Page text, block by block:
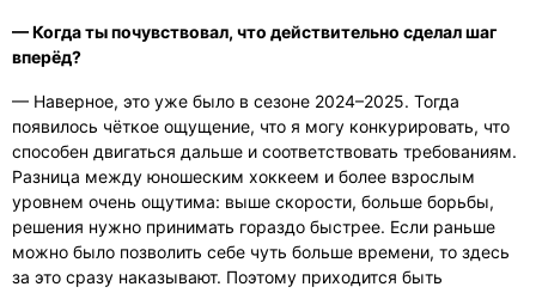
— Когда ты почувствовал, что действительно сделал шаг
вперёд?
— Наверное, это уже было в сезоне 2024–2025. Тогда
появилось чёткое ощущение, что я могу конкурировать, что
способен двигаться дальше и соответствовать требованиям.
Разница между юношеским хоккеем и более взрослым
уровнем очень ощутима: выше скорости, больше борьбы,
решения нужно принимать гораздо быстрее. Если раньше
можно было позволить себе чуть больше времени, то здесь
за это сразу наказывают. Поэтому приходится быть